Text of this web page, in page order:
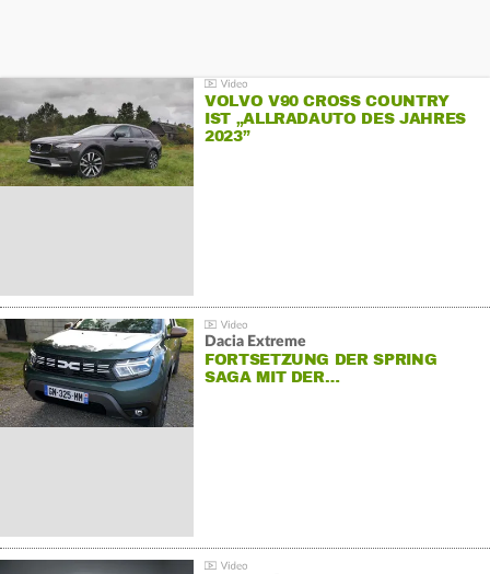
VOLVO V90 CROSS COUNTRY
IST „ALLRADAUTO DES JAHRES
2023”
Dacia Extreme
FORTSETZUNG DER SPRING
SAGA MIT DER…